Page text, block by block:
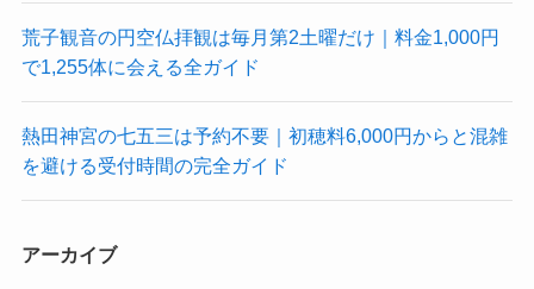
荒子観音の円空仏拝観は毎月第2土曜だけ｜料金1,000円
で1,255体に会える全ガイド
熱田神宮の七五三は予約不要｜初穂料6,000円からと混雑
を避ける受付時間の完全ガイド
アーカイブ